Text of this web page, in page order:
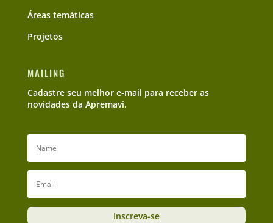
Áreas temáticas
Projetos
MAILING
Cadastre seu melhor e-mail para receber as
novidades da Apremavi.
Inscreva-se